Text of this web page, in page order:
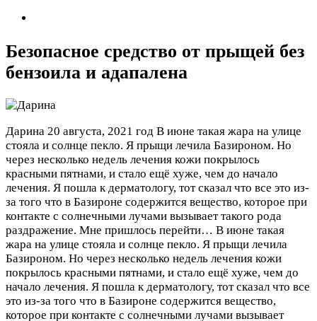
Безопасное средство от прыщей без
бензоила и адапалена
Дарина 20 августа, 2021 год В июне такая жара на улице
стояла и солнце пекло. Я прыщи лечила Базироном. Но
через несколько недель лечения кожи покрылось
красными пятнами, и стало ещё хуже, чем до начало
лечения. Я пошла к дерматологу, тот сказал что все это из-
за того что в Базироне содержится вещество, которое при
контакте с солнечными лучами вызывает такого рода
раздражение. Мне пришлось перейти… В июне такая
жара на улице стояла и солнце пекло. Я прыщи лечила
Базироном. Но через несколько недель лечения кожи
покрылось красными пятнами, и стало ещё хуже, чем до
начало лечения. Я пошла к дерматологу, тот сказал что все
это из-за того что в Базироне содержится вещество,
которое при контакте с солнечными лучами вызывает